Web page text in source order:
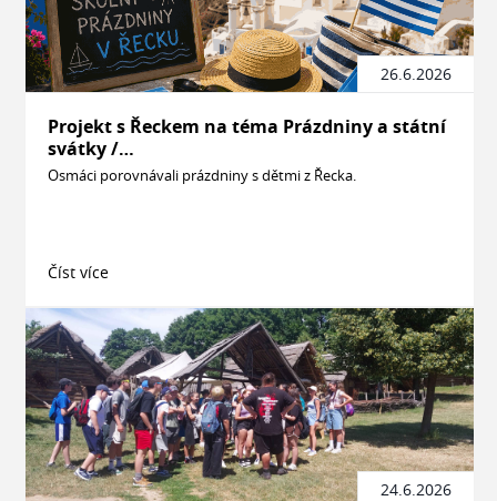
26.6.2026
Projekt s Řeckem na téma Prázdniny a státní
svátky /…
Osmáci porovnávali prázdniny s dětmi z Řecka.
Číst více
24.6.2026